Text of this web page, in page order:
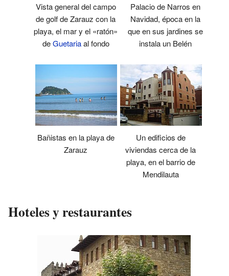
Vista general del campo
de golf de Zarauz con la
playa, el mar y el «ratón»
deGuetariaal fondo
Palacio de Narros en
Navidad, época en la
que en sus jardines se
instala un Belén
Bañistas en la playa de
Zarauz
Un edificios de
viviendas cerca de la
playa, en el barrio de
Mendilauta
Hoteles y restaurantes